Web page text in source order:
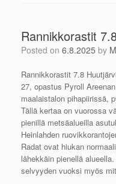
Rannikkorastit
Posted on 6.8.2025 by
Rannikkorastit 7.8
27, opastus Pyroll
maalaistalon pihapiirissä,
Tällä kertaa on vuorossa
pienillä metsäalueilla
Heinlahden
Radat ovat hiukan
lähekkäin pienellä
selvyyden vuoksi myös